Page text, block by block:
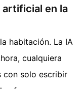
artificial en la
habitación. La IA
cualquiera
con solo escribir